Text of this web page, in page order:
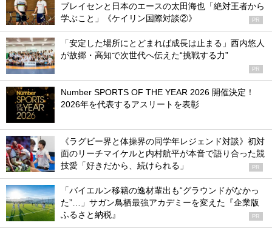
ブレイセンと日本のエースの太田海也「絶対王者から
学ぶこと」《ケイリン国際対談②》
PR
「安定した場所にとどまれば成長は止まる」西内悠人
が故郷・高知で次世代へ伝えた“挑戦する力”
PR
Number SPORTS OF THE YEAR 2026 開催決定！
2026年を代表するアスリートを表彰
《ラグビー界と体操界の同学年レジェンド対談》初対
面のリーチマイケルと内村航平が本音で語り合った競
技愛「好きだから、続けられる」
PR
「バイエルン移籍の逸材輩出も“グラウンドがなかっ
た”…」サガン鳥栖最強アカデミーを変えた『企業版
ふるさと納税』
PR